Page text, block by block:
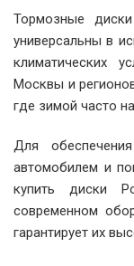
Тормозные
универсальны в
климатических
Москвы и
где зимой часто
Для
автомобилем и
купить диски
современном
гарантирует их